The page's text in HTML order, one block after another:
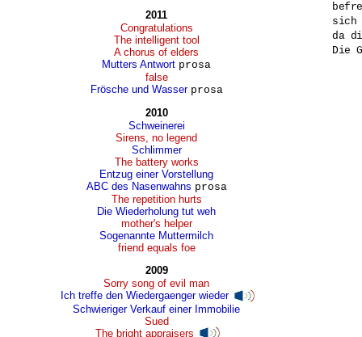
2011
Congratulations
The intelligent tool
A chorus of elders
Mutters Antwort prosa
false
Frösche und Wasser prosa
2010
Schweinerei
Sirens, no legend
Schlimmer
The battery works
Entzug einer Vorstellung
ABC des Nasenwahns prosa
The repetition hurts
Die Wiederholung tut weh
mother's helper
Sogenannte Muttermilch
friend equals foe
2009
Sorry song of evil man
Ich treffe den Wiedergaenger wieder
Schwieriger Verkauf einer Immobilie
Sued
The bright appraisers
sich
da
Die